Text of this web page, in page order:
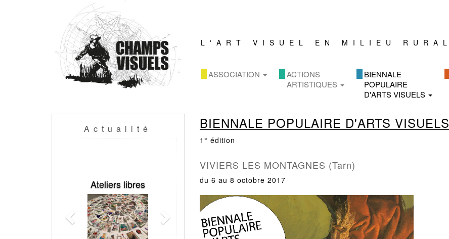
L'ART VISUEL EN MILIEU RURAL
ASSOCIATION
ACTIONS
ARTISTIQUES
BIENNALE
POPULAIRE
D'ARTS VISUELS
BIENNALE POPULAIRE D'ARTS VISUELS
1° édition
VIVIERS LES MONTAGNES (Tarn)
du 6 au 8 octobre 2017
Actualité
Ateliers libres